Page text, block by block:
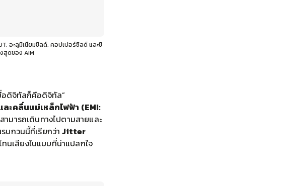
อะลูมิเนียมชิลด์, คอปเปอร์ชิลด์ และชิ
ดของ AIM
อดิจิทัลก็คือดิจิทัล”
คลื่นแม่เหล็กไฟฟ้า (EMI:
สามารถเดินทางไปตามสายและ
บกวนนี้ที่เรียกว่าJitter
นเสียงในแบบที่น่าแปลกใจ